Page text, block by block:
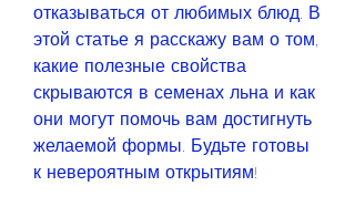
отказываться от любимых блюд. В
этой статье я расскажу вам о том,
какие полезные свойства
скрываются в семенах льна и как
они могут помочь вам достигнуть
желаемой формы. Будьте готовы
к невероятным открытиям!